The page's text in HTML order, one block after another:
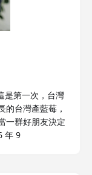
是第一次，台灣
的台灣產藍莓，
一群好朋友決定
年 9